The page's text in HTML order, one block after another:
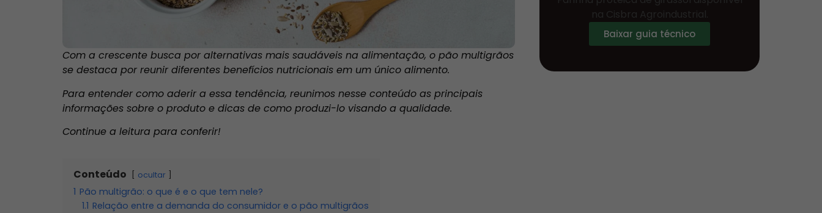
na Cisbra Agroindustrial.
Baixar guia técnico
Com a crescente busca por alternativas mais saudáveis na alimentação, o pão multigrãos
se destaca por reunir diferentes benefícios nutricionais em um único alimento.
Para entender como aderir a essa tendência, reunimos nesse conteúdo as principais
informações sobre o produto e dicas de como produzi-lo visando a qualidade.
Continue a leitura para conferir!
Conteúdo ocultar
1 Pão multigrão: o que é e o que tem nele?
1.1 Relação entre a demanda do consumidor e o pão multigrãos